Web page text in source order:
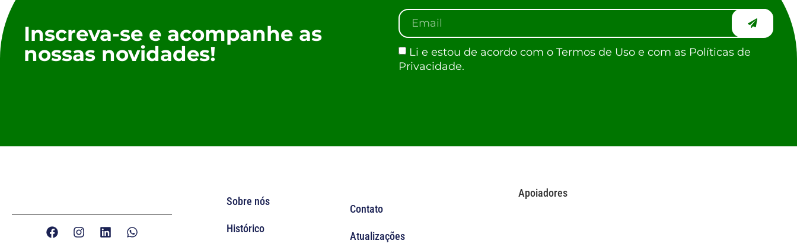
Inscreva-se e acompanhe as
nossas novidades!
Li e estou de acordo com o Termos de Uso e com as Políticas de
Privacidade.
Sobre nós
Histórico
Contato
Atualizações
Apoiadores